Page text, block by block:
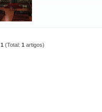
1 (Total: 1 artigos)